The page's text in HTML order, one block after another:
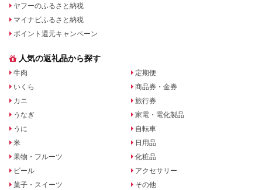
ヤフーのふるさと納税
マイナビふるさと納税
ポイント還元キャンペーン
人気の返礼品から探す
牛肉
いくら
カニ
うなぎ
うに
米
果物・フルーツ
ビール
菓子・スイーツ
定期便
商品券・金券
旅行券
家電・電化製品
自転車
日用品
化粧品
アクセサリー
その他